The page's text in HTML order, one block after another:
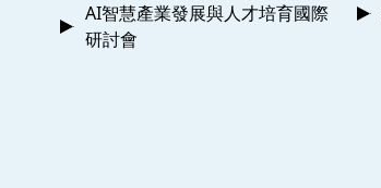
AI智慧產業發展與人才培育國際
研討會